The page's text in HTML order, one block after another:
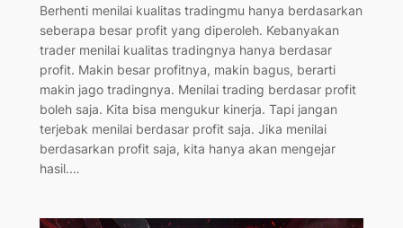
Berhenti menilai kualitas tradingmu hanya berdasarkan
seberapa besar profit yang diperoleh. Kebanyakan
trader menilai kualitas tradingnya hanya berdasar
profit. Makin besar profitnya, makin bagus, berarti
makin jago tradingnya. Menilai trading berdasar profit
boleh saja. Kita bisa mengukur kinerja. Tapi jangan
terjebak menilai berdasar profit saja. Jika menilai
berdasarkan profit saja, kita hanya akan mengejar
hasil.…